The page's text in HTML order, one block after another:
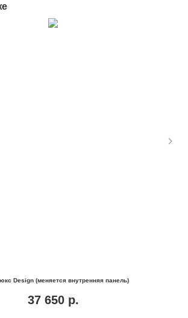
Design (меняется внутренняя панель)
37 650 р.